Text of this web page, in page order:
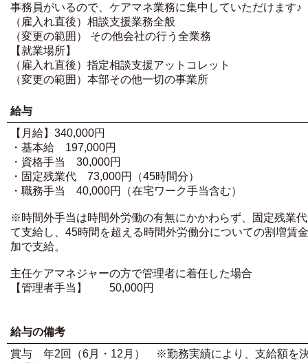
事務員がいるので、ケアマネ業務に集中していただけます♪
（雇入れ直後）相談支援業務全般
（変更の範囲） その他会社の行う全業務
【就業場所】
（雇入れ直後）指定相談支援アットコレット
（変更の範囲）本部その他一切の事業所
給与
【月給】340,000円
・基本給 197,000円
・資格手当 30,000円
・固定残業代 73,000円（45時間分）
・職務手当 40,000円（在宅ワーク手当含む）
※時間外手当は時間外労働の有無にかかわらず、固定残業
て支給し、45時間を超える時間外労働分についての割増賃
加で支給。
主任ケアマネジャーの方で管理者に着任した場合
【管理者手当】 50,000円
給与の備考
賞与 年2回（6月・12月） ※勤務実績により、支給額を